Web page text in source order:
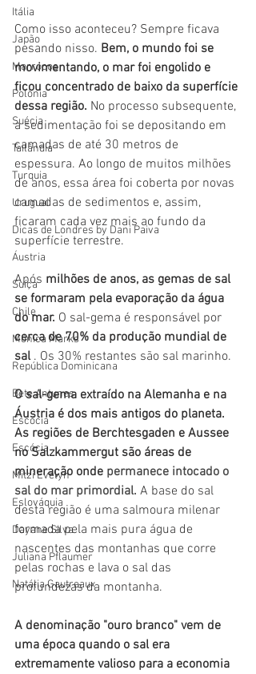
Itália
Japão
Marrocos
Polônia
Suécia
Tailândia
Turquia
Uruguai
Dicas de Londres by Dani Paiva
Áustria
Suíça
Chile
Mônica Marks
República Dominicana
Bete Antunes
Escócia
Escócia
Mitzi Evelyn
Eslováquia
Dayane Silva
Juliana Pflaumer
Natália Gautreaux
Como isso aconteceu? Sempre ficava
pesando nisso. Bem, o mundo foi se
movimentando, o mar foi engolido e
ficou concentrado de baixo da superfície
dessa região. No processo subsequente,
a sedimentação foi se depositando em
camadas de até 30 metros de
espessura. Ao longo de muitos milhões
de anos, essa área foi coberta por novas
camadas de sedimentos e, assim,
ficaram cada vez mais ao fundo da
superfície terrestre.
Após milhões de anos, as gemas de sal
se formaram pela evaporação da água
do mar. O sal-gema é responsável por
cerca de 70% da produção mundial de
sal . Os 30% restantes são sal marinho.
O sal-gema extraído na Alemanha e na
Áustria é dos mais antigos do planeta.
As regiões de Berchtesgaden e Aussee
no Salzkammergut são áreas de
mineração onde permanece intocado o
sal do mar primordial. A base do sal
desta região é uma salmoura milenar
formada pela mais pura água de
nascentes das montanhas que corre
pelas rochas e lava o sal das
profundezas da montanha.
A denominação "ouro branco" vem de
uma época quando o sal era
extremamente valioso para a economia